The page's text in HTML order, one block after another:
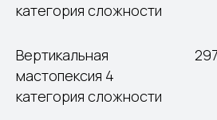
категория сложности
Вертикальная
мастопексия 4
категория сложности